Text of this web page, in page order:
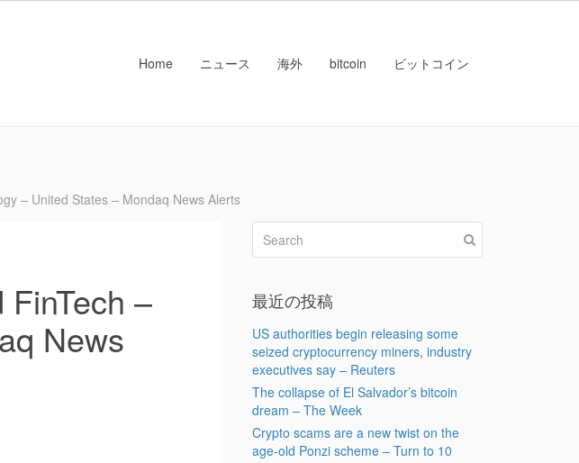
Home ニュース 海外 bitcoin ビットコイン
– United States – Mondaq News Alerts
–
News
最近の投稿
US authorities begin releasing some
seized cryptocurrency miners, industry
executives say – Reuters
The collapse of El Salvador’s bitcoin
dream – The Week
Crypto scams are a new twist on the
age-old Ponzi scheme – Turn to 10